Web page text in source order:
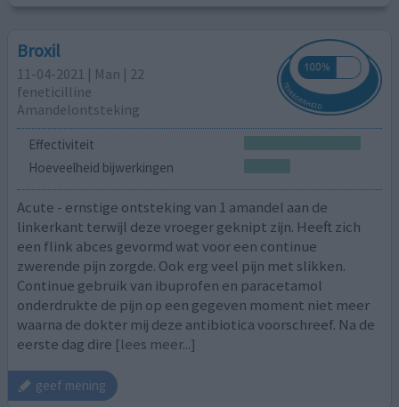
Broxil
11-04-2021 | Man | 22
feneticilline
Amandelontsteking
Effectiviteit
Hoeveelheid bijwerkingen
Acute - ernstige ontsteking van 1 amandel aan de
linkerkant terwijl deze vroeger geknipt zijn. Heeft zich
een flink abces gevormd wat voor een continue
zwerende pijn zorgde. Ook erg veel pijn met slikken.
Continue gebruik van ibuprofen en paracetamol
onderdrukte de pijn op een gegeven moment niet meer
waarna de dokter mij deze antibiotica voorschreef. Na de
eerste dag dire [lees meer...]
geef mening